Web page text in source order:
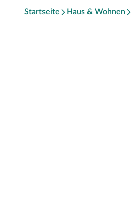
Startseite Haus & Wohnen